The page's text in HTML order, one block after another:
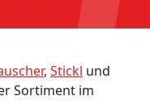
, Stickl und
Sortiment im